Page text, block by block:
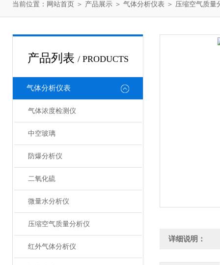
当前位置： 网站首页 ＞ 产品展示 ＞ 气体分析仪表 ＞ 压缩空气质量
产品列表 / PRODUCTS
气体分析仪表
气体浓度检测仪
中空玻璃
防爆分析仪
二氧化硫
微量水分析仪
压缩空气质量分析仪
红外气体分析仪
详细说明：